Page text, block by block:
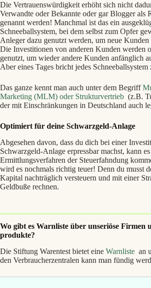
Die Vertrauenswürdigkeit erhöht sich nicht
Verwandte oder Bekannte oder gar Blogger als
genannt werden! Manchmal ist das ein
Schneeballsystem, bei dem selbst zum Opfer
Anleger dazu genutzt werden, um neue Kunden
Die Investitionen von anderen Kunden werden
genutzt, um wieder andere Kunden anfänglich
Aber eines Tages bricht jedes Schneeballsystem
Das ganze kennt man auch unter dem Begriff
Marketing (MLM) oder Strukturvertrieb (z.B.
der mit Einschränkungen in Deutschland auch
Optimiert für deine Schwarzgeld-Anlage
Abgesehen davon, dass du dich bei einer
Schwarzgeld-Anlage erpressbar machst, kann
Ermittlungsverfahren der Steuerfahndung
wird es nochmals richtig teuer! Denn du musst
Kapital nachträglich versteuern und mit einer
Geldbuße rechnen.
Wo gibt es Warnliste über unseriöse Firmen
produkte?
Die Stiftung Warentest bietet eine Warnliste an
den Verbraucherzentralen kann man fündig